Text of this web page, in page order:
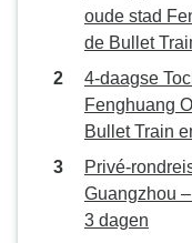
oude stad
de Bullet
4-daagse
Fenghuang
Bullet Train
Privé-
Guangzhou
3 dagen